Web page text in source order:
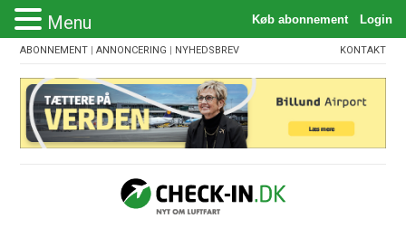
ABONNEMENT |ANNONCERING | NYHEDSBREV KONTAKT
Menu